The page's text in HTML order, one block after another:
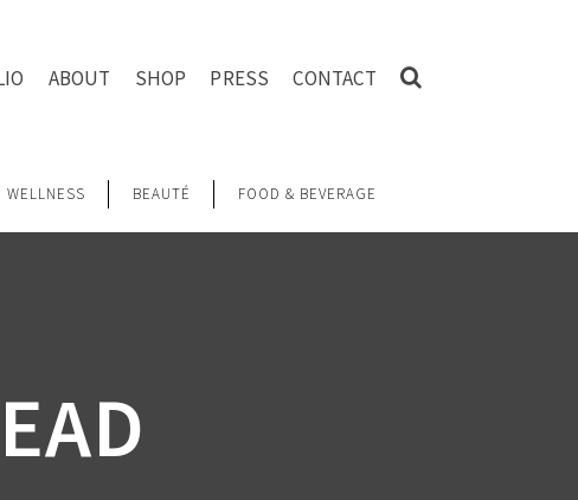
ABOUT SHOP PRESS CONTACT
WELLNESS BEAUTÉ FOOD & BEVERAGE